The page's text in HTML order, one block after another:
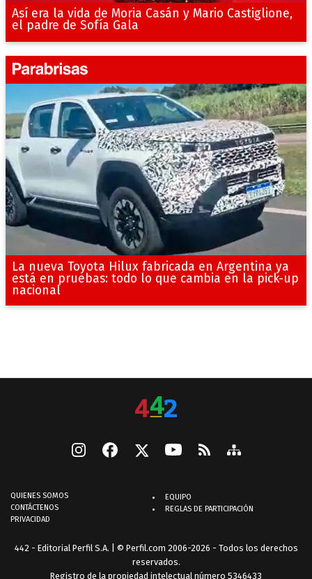
Así era la vida de Moria Casán y Mario Castiglione,
el padre de Sofía Gala
La nueva Toyota Hilux fabricada en Argentina ya
está en pruebas: todo lo que cambia en la pick-up
nacional
QUIENES SOMOS
CONTÁCTENOS
PRIVACIDAD
EQUIPO
REGLAS DE PARTICIPACIÓN
442 - Editorial Perfil S.A. | © Perfil.com 2006-2026 - Todos los derechos
reservados.
Registro de la propiedad intelectual número 5346433